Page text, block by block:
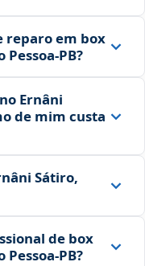
reparo em box
Ernâni
de mim custa
Sátiro,
de box